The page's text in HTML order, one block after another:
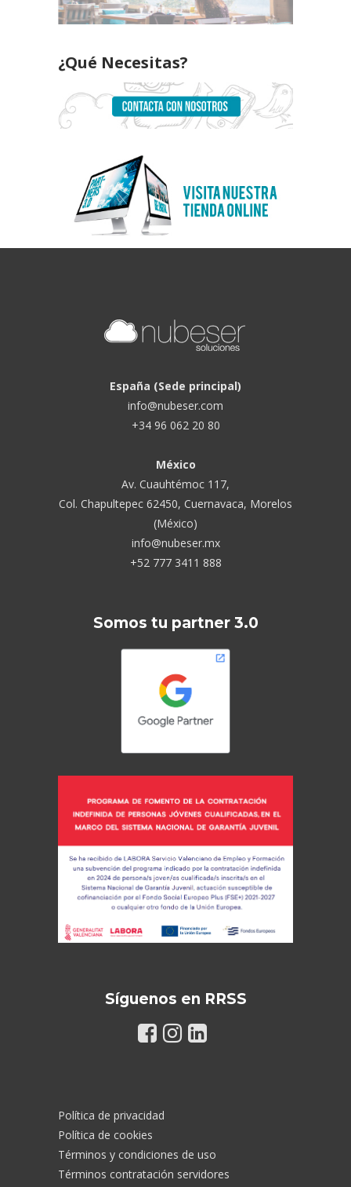
¿Qué Necesitas?
España (Sede principal)
info@nubeser.com
+34 96 062 20 80
México
Av. Cuauhtémoc 117,
Col. Chapultepec 62450, Cuernavaca, Morelos
(México)
info@nubeser.mx
+52 777 3411 888
Somos tu partner 3.0
Síguenos en RRSS
Política de privacidad
Política de cookies
Términos y condiciones de uso
Términos contratación servidores